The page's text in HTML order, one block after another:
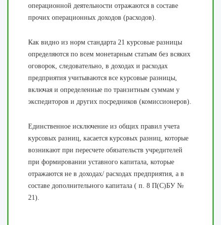
операционной деятельности отражаются в составе
прочих операционных доходов (расходов).
Как видно из норм стандарта 21 курсовые разницы
определяются по всем монетарным статьям без всяких
оговорок, следовательно, в доходах и расходах
предприятия учитываются все курсовые разницы,
включая и определенные по транзитным суммам у
экспедиторов и других посредников (комиссионеров).
Единственное исключение из общих правил учета
курсовых разниц, касается курсовых разниц, которые
возникают при пересчете обязательств учредителей
при формировании уставного капитала, которые
отражаются не в доходах/ расходах предприятия, а в
составе дополнительного капитала ( п. 8 П(С)БУ №
21).